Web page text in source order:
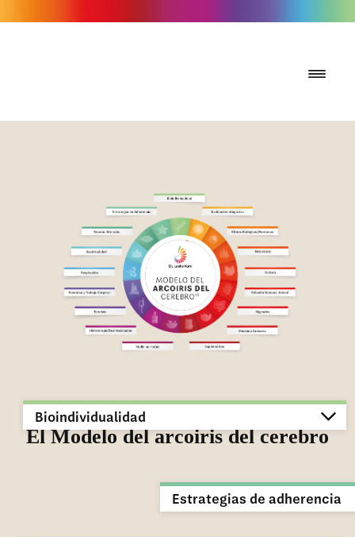
El Modelo del arcoiris del cerebro
Bioindividualidad
Estrategias de adherencia